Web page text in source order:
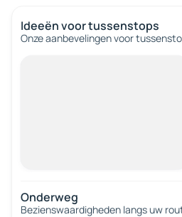
Ideeën voor tussenstops
Onze aanbevelingen voor
Onderweg
Bezienswaardigheden langs uw